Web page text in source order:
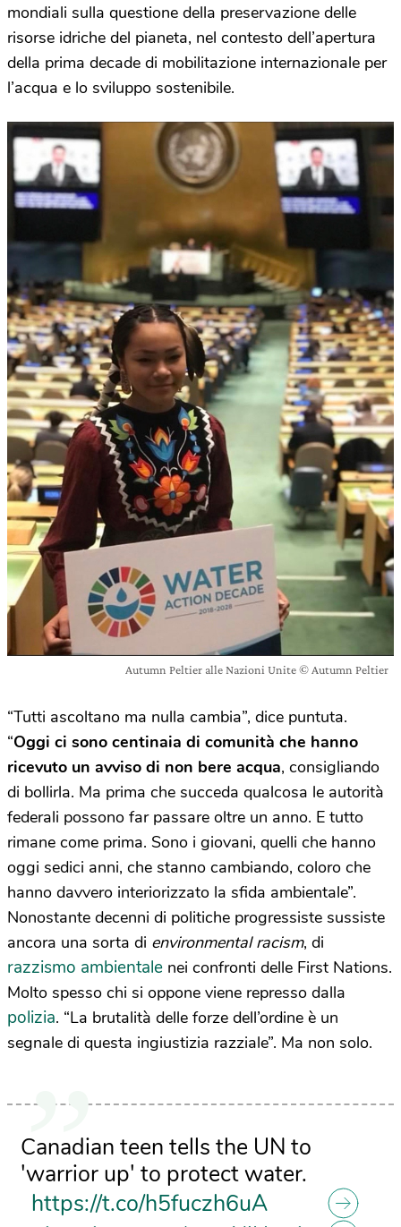
mondiali sulla questione della preservazione delle
risorse idriche del pianeta, nel contesto dell’apertura
della prima decade di mobilitazione internazionale per
l’acqua e lo sviluppo sostenibile.
Autumn Peltier alle Nazioni Unite © Autumn Peltier
“Tutti ascoltano ma nulla cambia”, dice puntuta.
“Oggi ci sono centinaia di comunità che hanno
ricevuto un avviso di non bere acqua, consigliando
di bollirla. Ma prima che succeda qualcosa le autorità
federali possono far passare oltre un anno. E tutto
rimane come prima. Sono i giovani, quelli che hanno
oggi sedici anni, che stanno cambiando, coloro che
hanno davvero interiorizzato la sfida ambientale”.
Nonostante decenni di politiche progressiste sussiste
ancora una sorta di environmental racism, di
razzismo ambientale nei confronti delle First Nations.
Molto spesso chi si oppone viene represso dalla
polizia. “La brutalità delle forze dell’ordine è un
segnale di questa ingiustizia razziale”. Ma non solo.
Canadian teen tells the UN to
'warrior up' to protect water.
https://t.co/h5fuczh6uA